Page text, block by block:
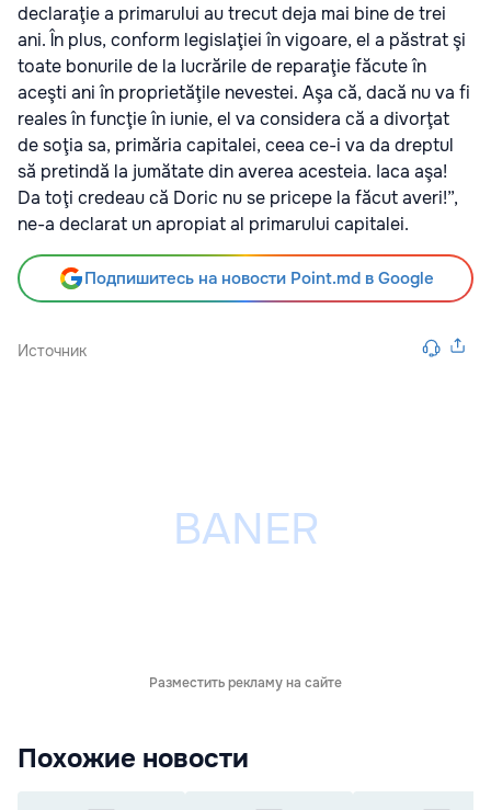
declaraţie a primarului au trecut deja mai bine de trei
ani. În plus, conform legislaţiei în vigoare, el a păstrat şi
toate bonurile de la lucrările de reparaţie făcute în
aceşti ani în proprietăţile nevestei. Aşa că, dacă nu va fi
reales în funcţie în iunie, el va considera că a divorţat
de soţia sa, primăria capitalei, ceea ce-i va da dreptul
să pretindă la jumătate din averea acesteia. Iaca aşa!
Da toţi credeau că Doric nu se pricepe la făcut averi!”,
ne-a declarat un apropiat al primarului capitalei.
Подпишитесь на новости Point.md в Google
Источник
Разместить рекламу на сайте
Похожие новости